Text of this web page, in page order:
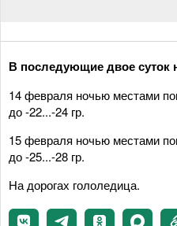
В последующие двое суток
14 февраля ночью местами
до -22...-24 гр.
15 февраля ночью местами
до -25...-28 гр.
На дорогах гололедица.